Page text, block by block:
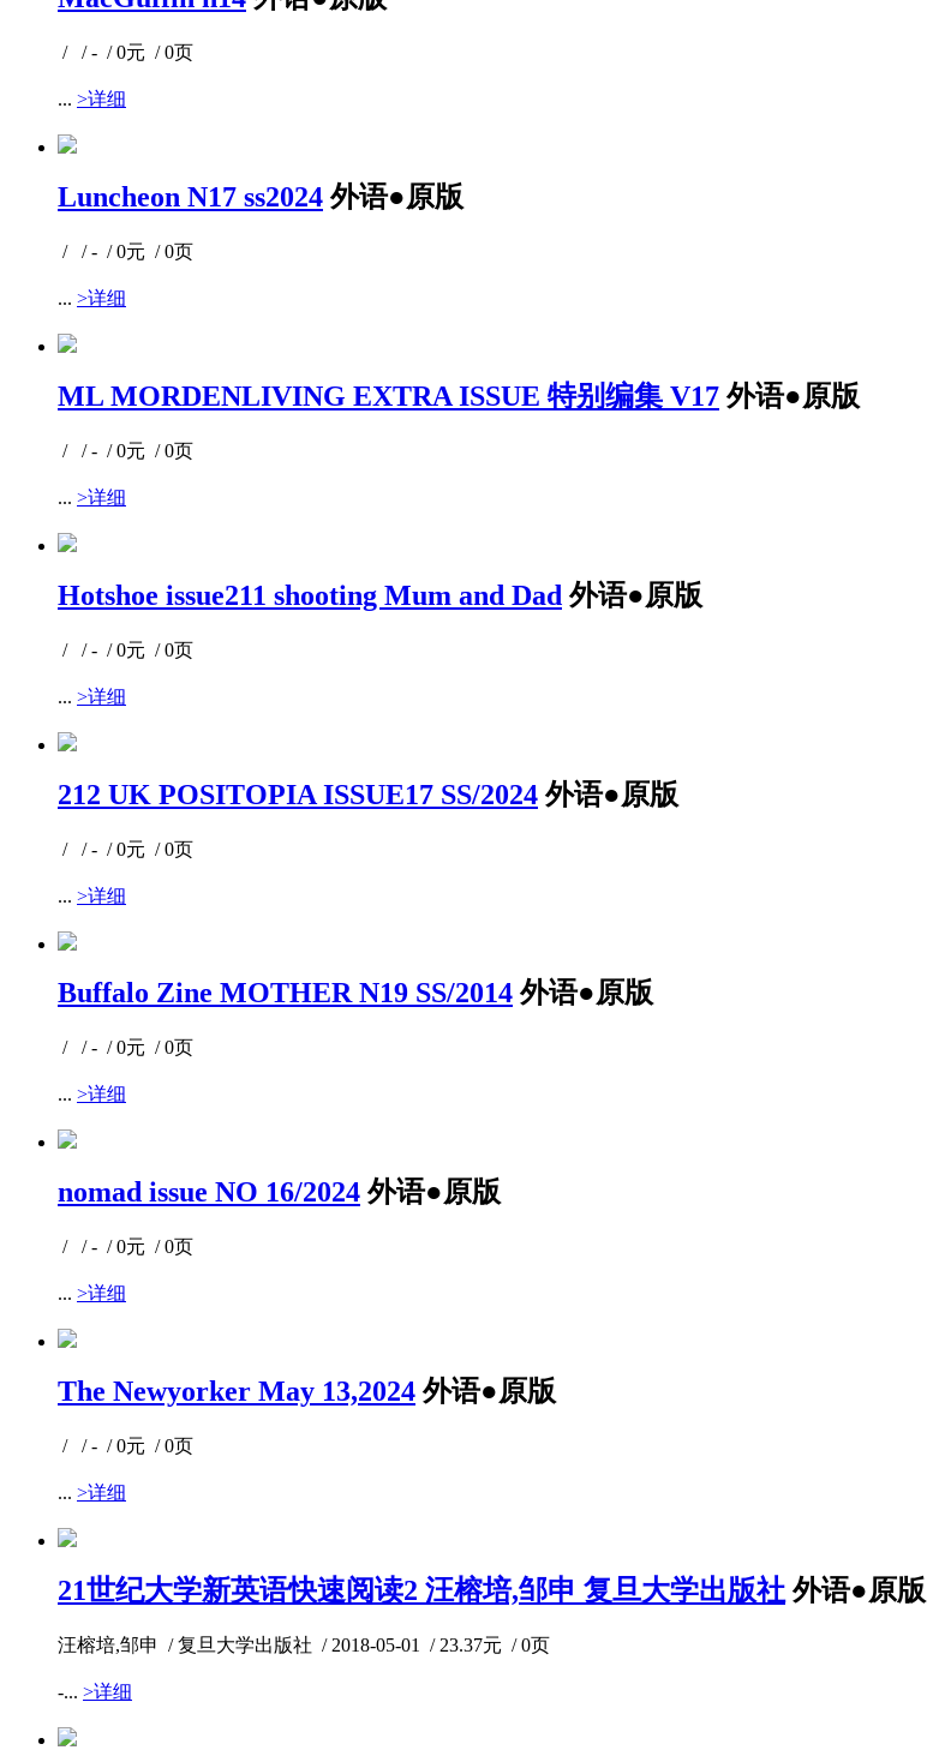
/ / - / 0元 / 0页
... >详细
Luncheon N17 ss2024 外语●原版
/ / - / 0元 / 0页
... >详细
ML MORDENLIVING EXTRA ISSUE 特别编集 V17 外语●原版
/ / - / 0元 / 0页
... >详细
Hotshoe issue211 shooting Mum and Dad 外语●原版
/ / - / 0元 / 0页
... >详细
212 UK POSITOPIA ISSUE17 SS/2024 外语●原版
/ / - / 0元 / 0页
... >详细
Buffalo Zine MOTHER N19 SS/2014 外语●原版
/ / - / 0元 / 0页
... >详细
nomad issue NO 16/2024 外语●原版
/ / - / 0元 / 0页
... >详细
The Newyorker May 13,2024 外语●原版
/ / - / 0元 / 0页
... >详细
21世纪大学新英语快速阅读2 汪榕培,邹申 复旦大学出版社 外语●原版
汪榕培,邹申 / 复旦大学出版社 / 2018-05-01 / 23.37元 / 0页
-... >详细